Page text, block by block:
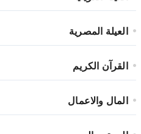
العيلة المصرية
القرآن الكريم
المال والاعمال